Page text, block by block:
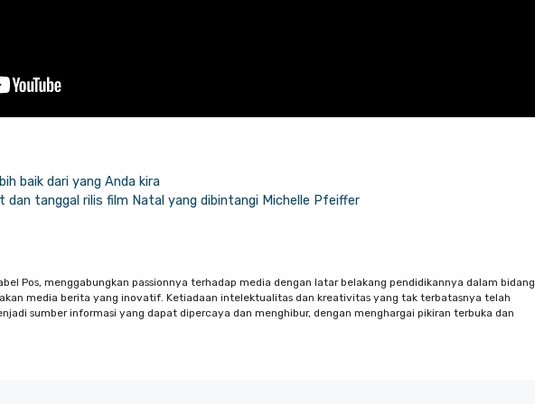
baik dari yang Anda kira
dan tanggal rilis film Natal yang dibintangi Michelle Pfeiffer
Pos, menggabungkan passionnya terhadap media dengan latar belakang pendidikannya dalam bidang
media berita yang inovatif. Ketiadaan intelektualitas dan kreativitas yang tak terbatasnya telah
sumber informasi yang dapat dipercaya dan menghibur, dengan menghargai pikiran terbuka dan